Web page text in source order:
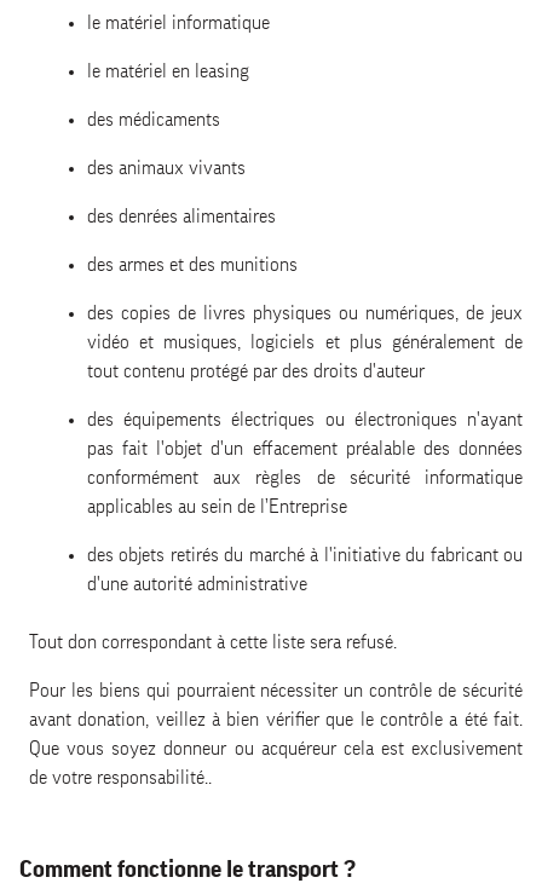
le matériel informatique
le matériel en leasing
des médicaments
des animaux vivants
des denrées alimentaires
des armes et des munitions
des copies de livres physiques ou numériques, de jeux
vidéo et musiques, logiciels et plus généralement de
tout contenu protégé par des droits d'auteur
des équipements électriques ou électroniques n'ayant
pas fait l'objet d'un effacement préalable des données
conformément aux règles de sécurité informatique
applicables au sein de l’Entreprise
des objets retirés du marché à l'initiative du fabricant ou
d'une autorité administrative
Tout don correspondant à cette liste sera refusé.
Pour les biens qui pourraient nécessiter un contrôle de sécurité
avant donation, veillez à bien vérifier que le contrôle a été fait.
Que vous soyez donneur ou acquéreur cela est exclusivement
de votre responsabilité..
Comment fonctionne le transport ?